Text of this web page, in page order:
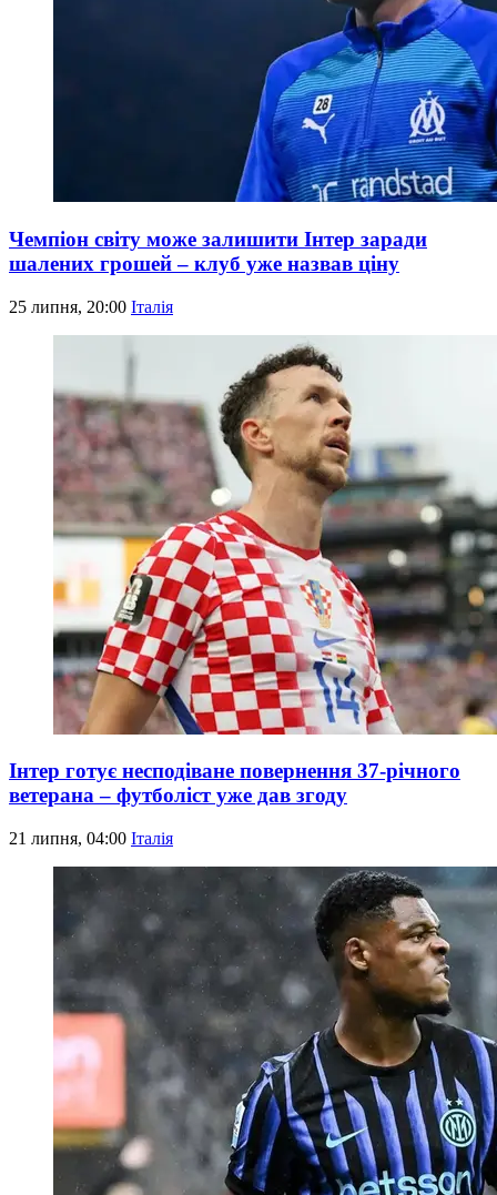
Чемпіон світу може залишити Інтер заради
шалених грошей – клуб уже назвав ціну
25 липня, 20:00 Італія
Інтер готує несподіване повернення 37-річного
ветерана – футболіст уже дав згоду
21 липня, 04:00 Італія